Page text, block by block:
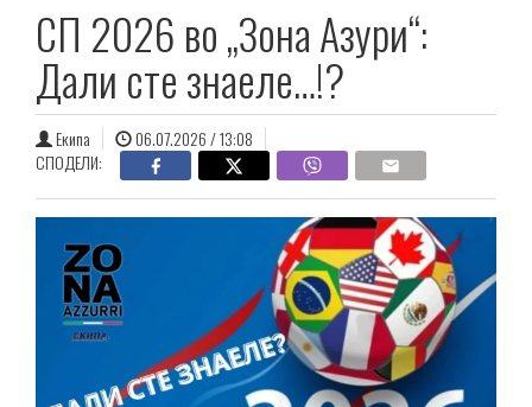
СП 2026 во „Зона Азури“:
Дали сте знаеле…!?
Екипа
06.07.2026 / 13:08
СПОДЕЛИ: